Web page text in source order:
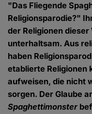
"Das Fliegende
Religionsparodie?"
der Religionen
unterhaltsam. Aus
haben
etablierte Religionen
aufweisen, die nicht
sorgen. Der Glaube
Spaghettimonster